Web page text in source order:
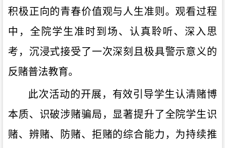
积极正向的青春价值观与人生准则。观看过程
中，全院学生准时到场、认真聆听、深入思
考，沉浸式接受了一次深刻且极具警示意义的
反赌普法教育。
此次活动的开展，有效引导学生认清赌博
本质、识破涉赌骗局，显著提升了全院学生识
赌、辨赌、防赌、拒赌的综合能力，为持续推